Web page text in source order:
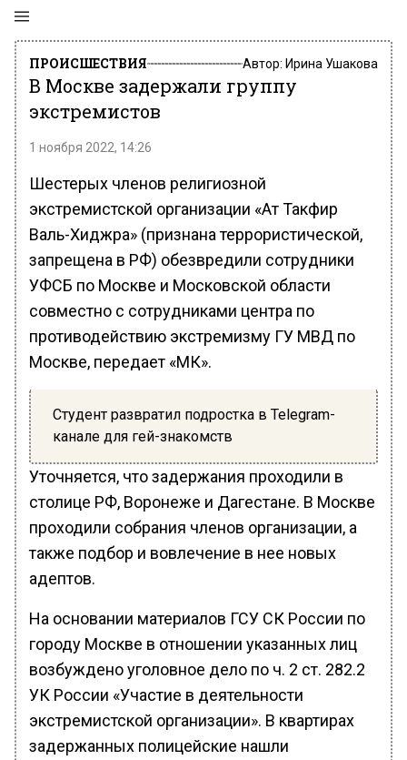
ПРОИСШЕСТВИЯ Автор: Ирина Ушакова
В Москве задержали группу
экстремистов
1 ноября 2022, 14:26
Шестерых членов религиозной
экстремистской организации «Ат Такфир
Валь-Хиджра» (признана террористической,
запрещена в РФ) обезвредили сотрудники
УФСБ по Москве и Московской области
совместно с сотрудниками центра по
противодействию экстремизму ГУ МВД по
Москве, передает «МК».
Студент развратил подростка в Telegram-
канале для гей-знакомств
Уточняется, что задержания проходили в
столице РФ, Воронеже и Дагестане. В Москве
проходили собрания членов организации, а
также подбор и вовлечение в нее новых
адептов.
На основании материалов ГСУ СК России по
городу Москве в отношении указанных лиц
возбуждено уголовное дело по ч. 2 ст. 282.2
УК России «Участие в деятельности
экстремистской организации». В квартирах
задержанных полицейские нашли